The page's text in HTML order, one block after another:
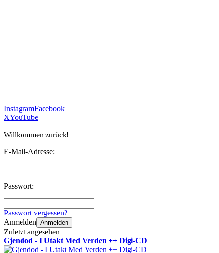
InstagramFacebook
XYouTube
Willkommen zurück!
E-Mail-Adresse:
Passwort:
Passwort vergessen?
Anmelden Anmelden
Zuletzt angesehen
Gjendod - I Utakt Med Verden ++ Digi-CD